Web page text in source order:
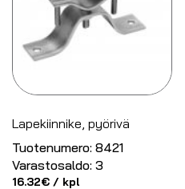
Lapekiinnike, pyörivä
Tuotenumero: 8421
Varastosaldo: 3
16.32€ / kpl